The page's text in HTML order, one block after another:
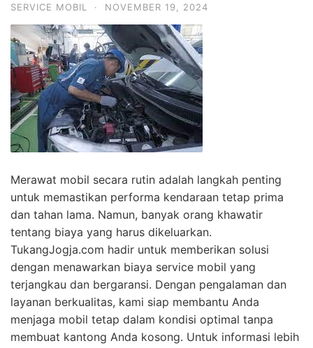
SERVICE MOBIL · NOVEMBER 19, 2024
Merawat mobil secara rutin adalah langkah penting
untuk memastikan performa kendaraan tetap prima
dan tahan lama. Namun, banyak orang khawatir
tentang biaya yang harus dikeluarkan.
TukangJogja.com hadir untuk memberikan solusi
dengan menawarkan biaya service mobil yang
terjangkau dan bergaransi. Dengan pengalaman dan
layanan berkualitas, kami siap membantu Anda
menjaga mobil tetap dalam kondisi optimal tanpa
membuat kantong Anda kosong. Untuk informasi lebih